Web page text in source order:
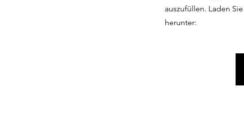
auszufüllen. Laden
herunter: